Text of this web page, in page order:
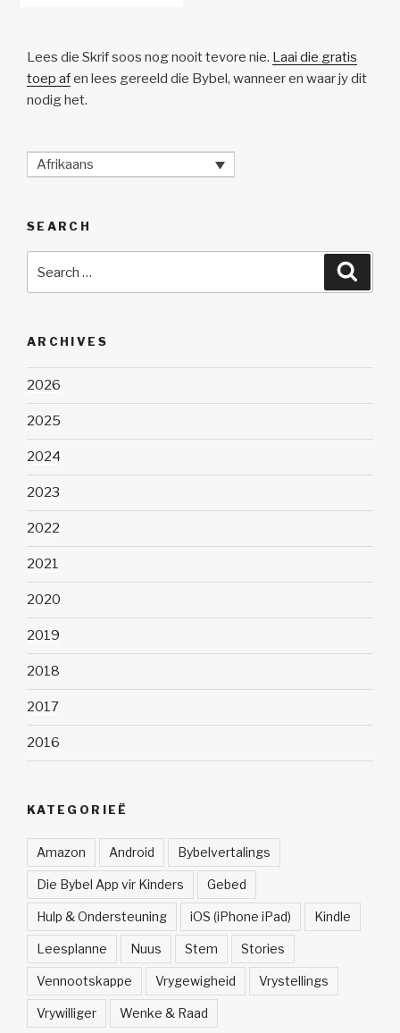
Lees die Skrif soos nog nooit tevore nie. Laai die gratis
toep afen lees gereeld die Bybel, wanneer en waar jy dit
nodig het.
Afrikaans
SEARCH
ARCHIVES
2026
2025
2024
2023
2022
2021
2020
2019
2018
2017
2016
KATEGORIEË
Amazon Android Bybelvertalings
Die Bybel App vir Kinders Gebed
Hulp & Ondersteuning iOS (iPhone iPad) Kindle
Leesplanne Nuus Stem Stories
Vennootskappe Vrygewigheid Vrystellings
Vrywilliger Wenke & Raad